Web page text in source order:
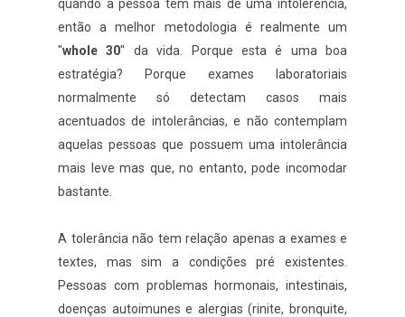
quando a pessoa tem mais de uma intolerência,
então a melhor metodologia é realmente um
"whole 30" da vida. Porque esta é uma boa
estratégia? Porque exames laboratoriais
normalmente só detectam casos mais
acentuados de intolerâncias, e não contemplam
aquelas pessoas que possuem uma intolerância
mais leve mas que, no entanto, pode incomodar
bastante.
A tolerância não tem relação apenas a exames e
textes, mas sim a condições pré existentes.
Pessoas com problemas hormonais, intestinais,
doenças autoimunes e alergias (rinite, bronquite,